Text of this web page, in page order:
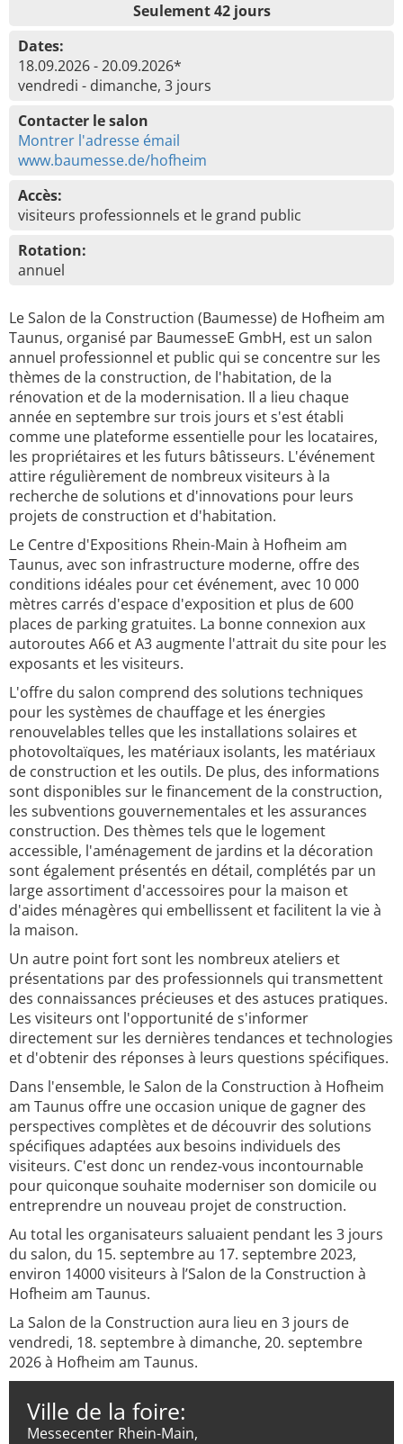
Seulement 42 jours
Dates:
18.09.2026 - 20.09.2026*
vendredi - dimanche, 3 jours
Contacter le salon
Montrer l'adresse émail
www.baumesse.de/hofheim
Accès:
visiteurs professionnels et le grand public
Rotation:
annuel
Le Salon de la Construction (Baumesse) de Hofheim am
Taunus, organisé par BaumesseE GmbH, est un salon
annuel professionnel et public qui se concentre sur les
thèmes de la construction, de l'habitation, de la
rénovation et de la modernisation. Il a lieu chaque
année en septembre sur trois jours et s'est établi
comme une plateforme essentielle pour les locataires,
les propriétaires et les futurs bâtisseurs. L'événement
attire régulièrement de nombreux visiteurs à la
recherche de solutions et d'innovations pour leurs
projets de construction et d'habitation.
Le Centre d'Expositions Rhein-Main à Hofheim am
Taunus, avec son infrastructure moderne, offre des
conditions idéales pour cet événement, avec 10 000
mètres carrés d'espace d'exposition et plus de 600
places de parking gratuites. La bonne connexion aux
autoroutes A66 et A3 augmente l'attrait du site pour les
exposants et les visiteurs.
L'offre du salon comprend des solutions techniques
pour les systèmes de chauffage et les énergies
renouvelables telles que les installations solaires et
photovoltaïques, les matériaux isolants, les matériaux
de construction et les outils. De plus, des informations
sont disponibles sur le financement de la construction,
les subventions gouvernementales et les assurances
construction. Des thèmes tels que le logement
accessible, l'aménagement de jardins et la décoration
sont également présentés en détail, complétés par un
large assortiment d'accessoires pour la maison et
d'aides ménagères qui embellissent et facilitent la vie à
la maison.
Un autre point fort sont les nombreux ateliers et
présentations par des professionnels qui transmettent
des connaissances précieuses et des astuces pratiques.
Les visiteurs ont l'opportunité de s'informer
directement sur les dernières tendances et technologies
et d'obtenir des réponses à leurs questions spécifiques.
Dans l'ensemble, le Salon de la Construction à Hofheim
am Taunus offre une occasion unique de gagner des
perspectives complètes et de découvrir des solutions
spécifiques adaptées aux besoins individuels des
visiteurs. C'est donc un rendez-vous incontournable
pour quiconque souhaite moderniser son domicile ou
entreprendre un nouveau projet de construction.
Au total les organisateurs saluaient pendant les 3 jours
du salon, du 15. septembre au 17. septembre 2023,
environ 14000 visiteurs à l’Salon de la Construction à
Hofheim am Taunus.
La Salon de la Construction aura lieu en 3 jours de
vendredi, 18. septembre à dimanche, 20. septembre
2026 à Hofheim am Taunus.
Ville de la foire:
Messecenter Rhein-Main,